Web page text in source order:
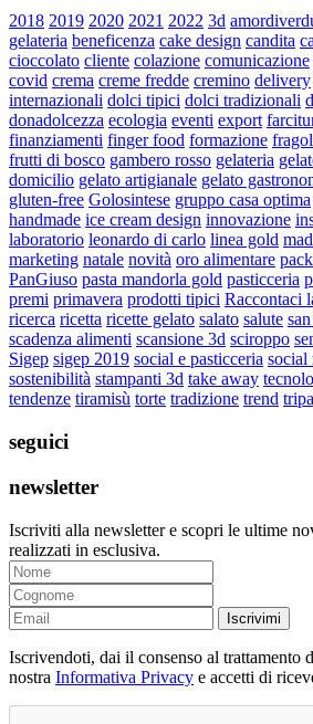
2018 2019 2020 2021 2022 3d
gelateria beneficenza cake design candita
cioccolato cliente colazione comunicazione
covid crema creme fredde cremino delivery
internazionali dolci tipici dolci tradizionali
donadolcezza ecologia eventi export
finanziamenti finger food formazione
frutti di bosco gambero rosso gelateria
domicilio gelato artigianale gelato
gluten-free Golosintese gruppo casa optima
handmade ice cream design innovazione
laboratorio leonardo di carlo linea gold
marketing natale novità oro alimentare
PanGiuso pasta mandorla gold pasticceria
premi primavera prodotti tipici Raccontaci
ricerca ricetta ricette gelato salato salute
scadenza alimenti scansione 3d sciroppo
Sigep sigep 2019 social e pasticceria social
sostenibilità stampanti 3d take away
tendenze tiramisù torte tradizione trend
seguici
newsletter
Iscriviti alla newsletter e scopri le ultime
realizzati in esclusiva.
Iscrivimi
Iscrivendoti, dai il consenso al trattamento
nostra Informativa Privacy e accetti di